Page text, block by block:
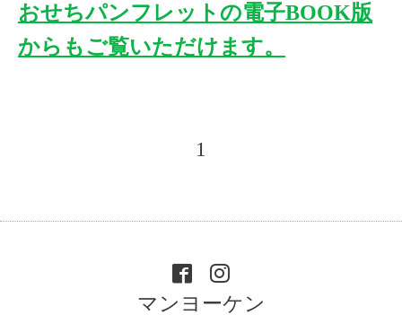
おせちパンフレットの電子BOOK版
からもご覧いただけます。
1
マンヨーケン